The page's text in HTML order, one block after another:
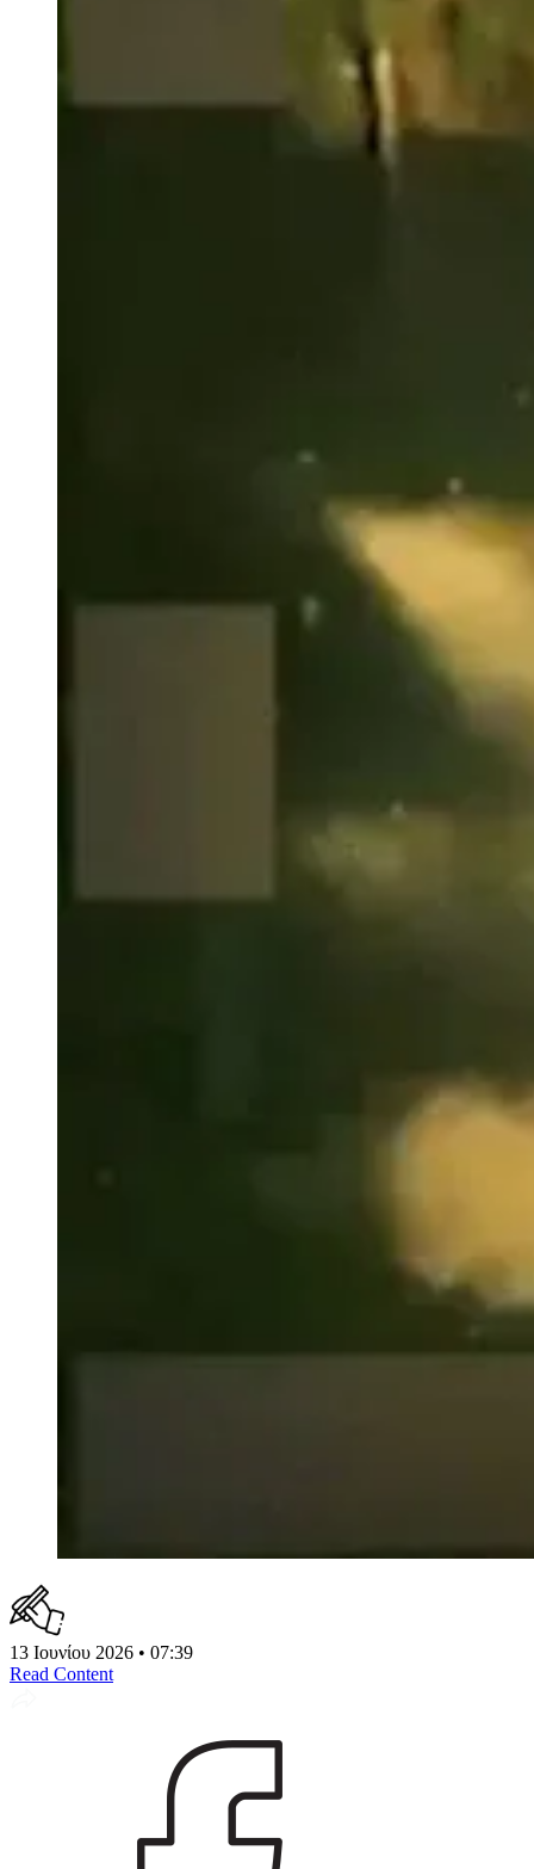
13 Ιουνίου 2026 • 07:39
Read Content